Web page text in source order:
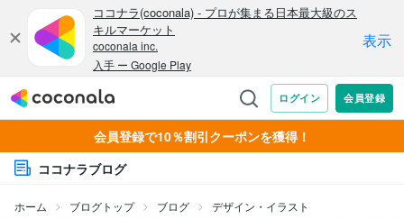
会員登録で10％割引クーポンを獲得！
ココナラブログ
ホーム ブログトップ ブログ デザイン・イラスト